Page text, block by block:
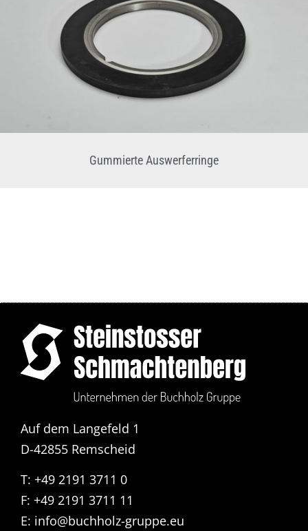
Gummierte Auswerferringe
Auf dem Langefeld 1
D-42855 Remscheid
T: +49 2191 3711 0
F: +49 2191 3711 11
E: info@buchholz-gruppe.eu